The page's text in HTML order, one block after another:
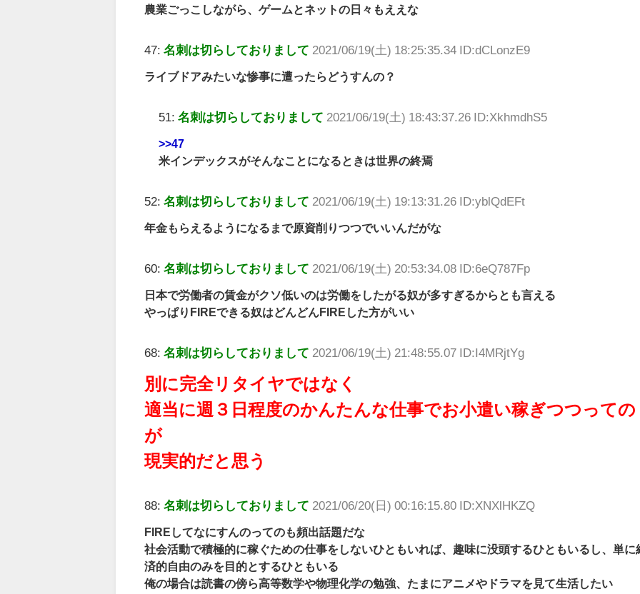
農業ごっこしながら、ゲームとネットの日々もええな
47:名刺は切らしておりまして 2021/06/19(土) 18:25:35.34 ID:dCLonzE9
ライブドアみたいな惨事に遭ったらどうすんの？
51:名刺は切らしておりまして 2021/06/19(土) 18:43:37.26 ID:XkhmdhS5
>>47
米インデックスがそんなことになるときは世界の終焉
52:名刺は切らしておりまして 2021/06/19(土) 19:13:31.26 ID:yblQdEFt
年金もらえるようになるまで原資削りつつでいいんだがな
60:名刺は切らしておりまして 2021/06/19(土) 20:53:34.08 ID:6eQ787Fp
日本で労働者の賃金がクソ低いのは労働をしたがる奴が多すぎるからとも言える
やっぱりFIREできる奴はどんどんFIREした方がいい
68:名刺は切らしておりまして 2021/06/19(土) 21:48:55.07 ID:I4MRjtYg
別に完全リタイヤではなく
適当に週３日程度のかんたんな仕事でお小遣い稼ぎつつっての
が
現実的だと思う
88:名刺は切らしておりまして 2021/06/20(日) 00:16:15.80 ID:XNXlHKZQ
FIREしてなにすんのってのも頻出話題だな
社会活動で積極的に稼ぐための仕事をしないひともいれば、趣味に没頭するひともいるし、単に
済的自由のみを目的とするひともいる
俺の場合は読書の傍ら高等数学や物理化学の勉強、たまにアニメやドラマを見て生活したい